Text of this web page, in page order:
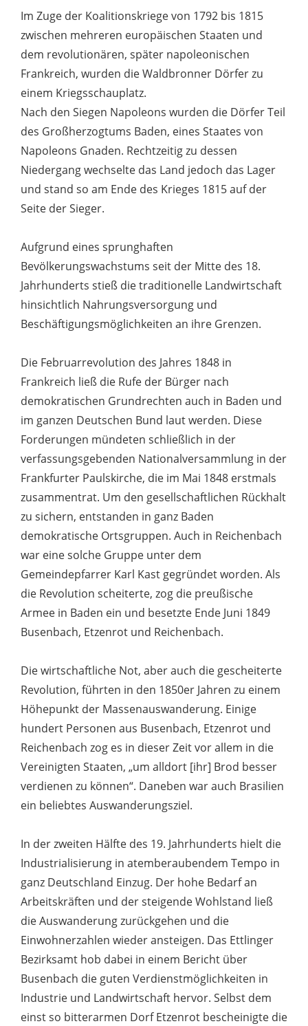
Im Zuge der Koalitionskriege von 1792 bis 1815
zwischen mehreren europäischen Staaten und
dem revolutionären, später napoleonischen
Frankreich, wurden die Waldbronner Dörfer zu
einem Kriegsschauplatz.
Nach den Siegen Napoleons wurden die Dörfer Teil
des Großherzogtums Baden, eines Staates von
Napoleons Gnaden. Rechtzeitig zu dessen
Niedergang wechselte das Land jedoch das Lager
und stand so am Ende des Krieges 1815 auf der
Seite der Sieger.
Aufgrund eines sprunghaften
Bevölkerungswachstums seit der Mitte des 18.
Jahrhunderts stieß die traditionelle Landwirtschaft
hinsichtlich Nahrungsversorgung und
Beschäftigungsmöglichkeiten an ihre Grenzen.
Die Februarrevolution des Jahres 1848 in
Frankreich ließ die Rufe der Bürger nach
demokratischen Grundrechten auch in Baden und
im ganzen Deutschen Bund laut werden. Diese
Forderungen mündeten schließlich in der
verfassungsgebenden Nationalversammlung in der
Frankfurter Paulskirche, die im Mai 1848 erstmals
zusammentrat. Um den gesellschaftlichen Rückhalt
zu sichern, entstanden in ganz Baden
demokratische Ortsgruppen. Auch in Reichenbach
war eine solche Gruppe unter dem
Gemeindepfarrer Karl Kast gegründet worden. Als
die Revolution scheiterte, zog die preußische
Armee in Baden ein und besetzte Ende Juni 1849
Busenbach, Etzenrot und Reichenbach.
Die wirtschaftliche Not, aber auch die gescheiterte
Revolution, führten in den 1850er Jahren zu einem
Höhepunkt der Massenauswanderung. Einige
hundert Personen aus Busenbach, Etzenrot und
Reichenbach zog es in dieser Zeit vor allem in die
Vereinigten Staaten, „um alldort [ihr] Brod besser
verdienen zu können“. Daneben war auch Brasilien
ein beliebtes Auswanderungsziel.
In der zweiten Hälfte des 19. Jahrhunderts hielt die
Industrialisierung in atemberaubendem Tempo in
ganz Deutschland Einzug. Der hohe Bedarf an
Arbeitskräften und der steigende Wohlstand ließ
die Auswanderung zurückgehen und die
Einwohnerzahlen wieder ansteigen. Das Ettlinger
Bezirksamt hob dabei in einem Bericht über
Busenbach die guten Verdienstmöglichkeiten in
Industrie und Landwirtschaft hervor. Selbst dem
einst so bitterarmen Dorf Etzenrot bescheinigte die